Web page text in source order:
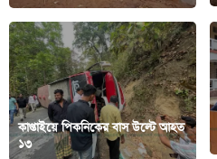
কাপ্তাইয়ে পিকনিকের বাস উল্টে আহত
১৩